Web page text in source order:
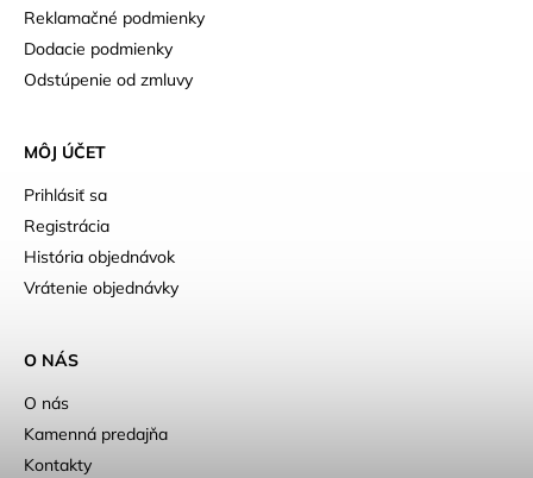
Reklamačné podmienky
Dodacie podmienky
Odstúpenie od zmluvy
MÔJ ÚČET
Prihlásiť sa
Registrácia
História objednávok
Vrátenie objednávky
O NÁS
O nás
Kamenná predajňa
Kontakty